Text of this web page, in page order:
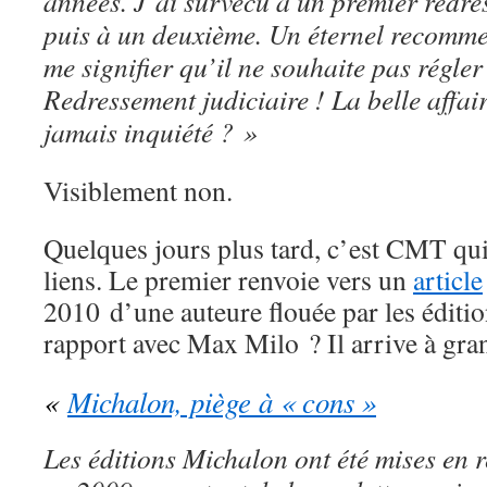
puis à un deuxième. Un éternel
me signifier qu’il ne souhaite pas
Redressement judiciaire ! La belle
jamais inquiété ? »
Visiblement non.
Quelques jours plus tard, c’est CMT
liens. Le premier renvoie vers un article
2010 d’une auteure flouée par les
rapport avec Max Milo ? Il arrive à
« Michalon, piège à « cons »
Les éditions Michalon ont été mises en